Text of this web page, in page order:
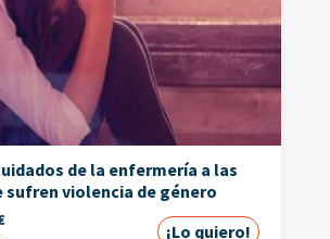
de la enfermería a las
sufren violencia de género
¡Lo quiero!